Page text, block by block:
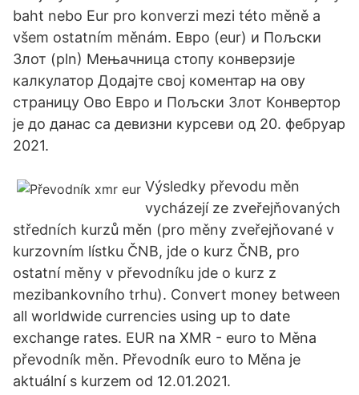
baht nebo Eur pro konverzi mezi této měně a
všem ostatním měnám. Евро (eur) и Пољски
Злот (pln) Мењачница стопу конверзије
калкулатор Додајте свој коментар на ову
страницу Ово Евро и Пољски Злот Конвертор
је до данас са девизни курсеви од 20. фебруар
2021.
Výsledky převodu měn
vycházejí ze zveřejňovaných
středních kurzů měn (pro měny zveřejňované v
kurzovním lístku ČNB, jde o kurz ČNB, pro
ostatní měny v převodníku jde o kurz z
mezibankovního trhu). Convert money between
all worldwide currencies using up to date
exchange rates. EUR na XMR - euro to Měna
převodník měn. Převodník euro to Měna je
aktuální s kurzem od 12.01.2021.